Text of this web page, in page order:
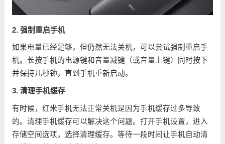
2. 强制重启手机
如果电量已经足够，但仍然无法关机，可以尝试强制重启手
机。长按手机的电源键和音量减键（或音量上键）同时按下
并保持几秒钟，直到手机重新启动。
3. 清理手机缓存
有时候，红米手机无法正常关机是因为手机缓存过多导致
的。清理手机缓存可以解决这个问题。打开手机设置，进入
存储空间选项，选择清理缓存。等待一段时间让手机自动清